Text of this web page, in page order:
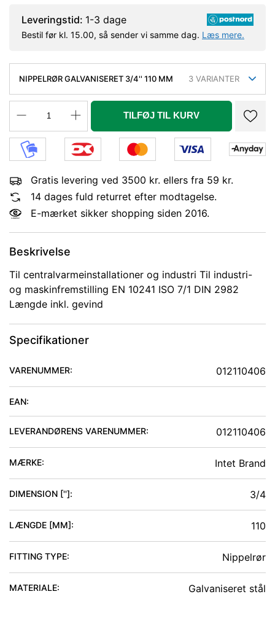
Leveringstid: 1-3 dage
Bestil før kl. 15.00, så sender vi samme dag. Læs mere.
NIPPELRØR GALVANISERET 3/4'' 110 MM 3 VARIANTER
TILFØJ TIL KURV
Gratis levering ved 3500 kr. ellers fra 59 kr.
14 dages fuld returret efter modtagelse.
E-mærket sikker shopping siden 2016.
Beskrivelse
Til centralvarmeinstallationer og industri Til industri-
og maskinfremstilling EN 10241 ISO 7/1 DIN 2982
Længde inkl. gevind
Specifikationer
VARENUMMER: 012110406
EAN:
LEVERANDØRENS VARENUMMER: 012110406
MÆRKE: Intet Brand
DIMENSION ['']: 3/4
LÆNGDE [MM]: 110
FITTING TYPE: Nippelrør
MATERIALE: Galvaniseret stål